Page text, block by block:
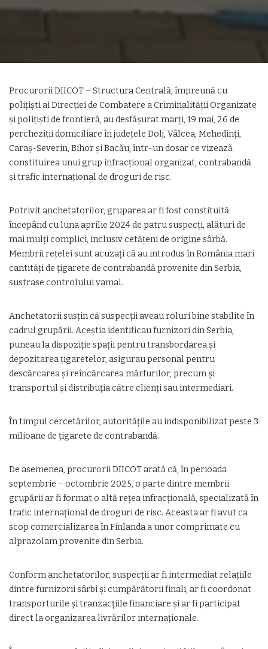
Procurorii DIICOT – Structura Centrală, împreună cu
polițiști ai Direcției de Combatere a Criminalității Organizate
și polițiști de frontieră, au desfășurat marți, 19 mai, 26 de
percheziții domiciliare în județele Dolj, Vâlcea, Mehedinți,
Caraș-Severin, Bihor și Bacău, într-un dosar ce vizează
constituirea unui grup infracțional organizat, contrabandă
și trafic internațional de droguri de risc.
Potrivit anchetatorilor, gruparea ar fi fost constituită
începând cu luna aprilie 2024 de patru suspecți, alături de
mai mulți complici, inclusiv cetățeni de origine sârbă.
Membrii rețelei sunt acuzați că au introdus în România mari
cantități de țigarete de contrabandă provenite din Serbia,
sustrase controlului vamal.
Anchetatorii susțin că suspecții aveau roluri bine stabilite în
cadrul grupării. Aceștia identificau furnizori din Serbia,
puneau la dispoziție spații pentru transbordarea și
depozitarea țigaretelor, asigurau personal pentru
descărcarea și reîncărcarea mărfurilor, precum și
transportul și distribuția către clienți sau intermediari.
În timpul cercetărilor, autoritățile au indisponibilizat peste 3
milioane de țigarete de contrabandă.
De asemenea, procurorii DIICOT arată că, în perioada
septembrie – octombrie 2025, o parte dintre membrii
grupării ar fi format o altă rețea infracțională, specializată în
trafic internațional de droguri de risc. Aceasta ar fi avut ca
scop comercializarea în Finlanda a unor comprimate cu
alprazolam provenite din Serbia.
Conform anchetatorilor, suspecții ar fi intermediat relațiile
dintre furnizorii sârbi și cumpărătorii finali, ar fi coordonat
transporturile și tranzacțiile financiare și ar fi participat
direct la organizarea livrărilor internaționale.